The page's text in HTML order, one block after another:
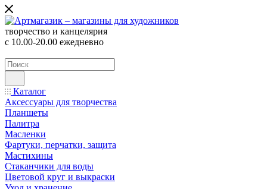
творчество и канцелярия
с 10.00-20.00 ежедневно
Каталог
Аксессуары для творчества
Планшеты
Палитра
Масленки
Фартуки, перчатки, защита
Мастихины
Стаканчики для воды
Цветовой круг и выкраски